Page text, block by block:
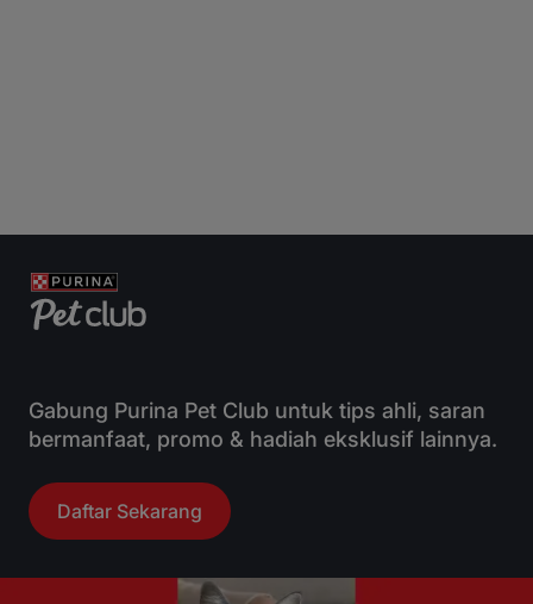
Gabung Purina Pet Club untuk tips ahli, saran
bermanfaat, promo & hadiah eksklusif lainnya.
Daftar Sekarang